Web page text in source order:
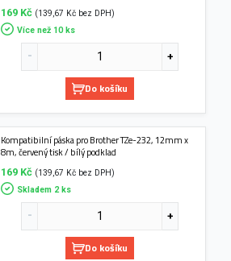
169 Kč (139,67 Kč bez DPH)
Více než 10 ks
Do košíku
Kompatibilní páska pro Brother TZe-232, 12mm x
8m, červený tisk / bílý podklad
169 Kč (139,67 Kč bez DPH)
Skladem 2 ks
Do košíku